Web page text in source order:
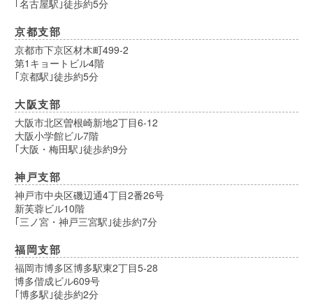
｢名古屋駅｣徒歩約5分
京都支部
京都市下京区材木町499-2
第1キョートビル4階
｢京都駅｣徒歩約5分
大阪支部
大阪市北区曽根崎新地2丁目6-12
大阪小学館ビル7階
｢大阪・梅田駅｣徒歩約9分
神戸支部
神戸市中央区磯辺通4丁目2番26号
新芙蓉ビル10階
｢三ノ宮・神戸三宮駅｣徒歩約7分
福岡支部
福岡市博多区博多駅東2丁目5-28
博多偕成ビル609号
｢博多駅｣徒歩約2分